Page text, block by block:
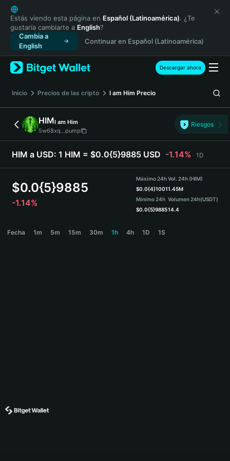
English
日本語
Tiếng Việt
Русский
Español (Latinoamérica)
Türkçe
Français
Deutsch
简体中文
繁體中文
Português (Portugal)
Bahasa Indonesia
ภาษาไทย
Español
Español (Argentina)
Estás viendo esta página en Español (Latinoamérica). ¿Te
gustaría cambiarte a English?
Cambia a
English
Continuar en Español (Latinoamérica)
Descargar ahora
Inicio Precios de las cripto I am Him Precio
HIMI am Him
5w68xq...pump
Riesgos
HIM a USD: 1 HIM = $0.0{5}9885 USD -1.14% 1D
$0.0{5}9885
-1.14%
Máximo 24h
$0.0{4}1001
Mínimo 24h
$0.0{5}9885
Vol. 24h (HIM)
1.45M
Volumen 24h(USDT)
14.4
Fecha 1m 5m 15m 30m 1h 4h 1D 1S